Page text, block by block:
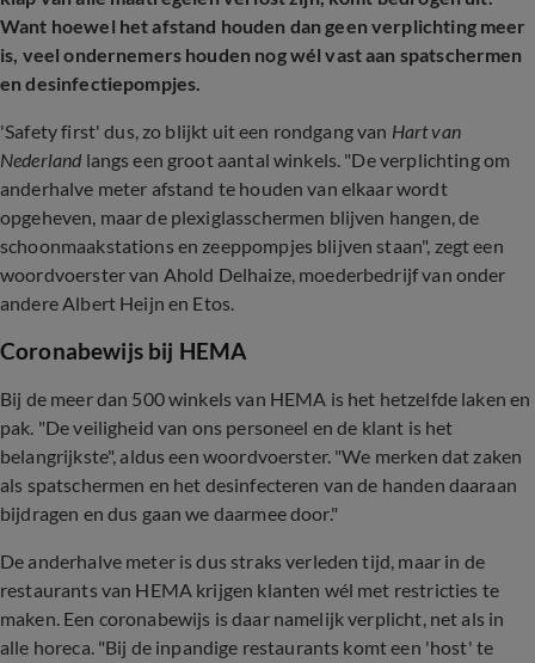
Want hoewel het afstand houden dan geen verplichting meer
is, veel ondernemers houden nog wél vast aan spatschermen
en desinfectiepompjes.
'Safety first' dus, zo blijkt uit een rondgang van Hart van
Nederland langs een groot aantal winkels. "De verplichting om
anderhalve meter afstand te houden van elkaar wordt
opgeheven, maar de plexiglasschermen blijven hangen, de
schoonmaakstations en zeeppompjes blijven staan", zegt een
woordvoerster van Ahold Delhaize, moederbedrijf van onder
andere Albert Heijn en Etos.
Coronabewijs bij HEMA
Bij de meer dan 500 winkels van HEMA is het hetzelfde laken en
pak. "De veiligheid van ons personeel en de klant is het
belangrijkste", aldus een woordvoerster. "We merken dat zaken
als spatschermen en het desinfecteren van de handen daaraan
bijdragen en dus gaan we daarmee door."
De anderhalve meter is dus straks verleden tijd, maar in de
restaurants van HEMA krijgen klanten wél met restricties te
maken. Een coronabewijs is daar namelijk verplicht, net als in
alle horeca. "Bij de inpandige restaurants komt een 'host' te